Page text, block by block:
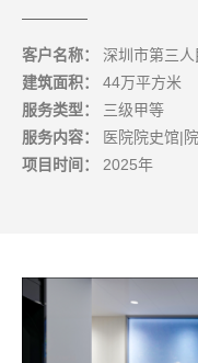
客户名称：
深圳市第三
建筑面积：
44万平方米
服务类型：
三级甲等
服务内容：
医院院史馆|
项目时间：
2025年